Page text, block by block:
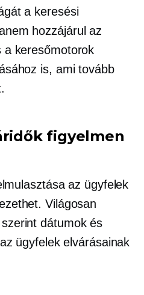
a keresési
hozzájárul az
a keresőmotorok
is, ami tovább
figyelmen
az ügyfelek
Világosan
dátumok és
ügyfelek elvárásainak